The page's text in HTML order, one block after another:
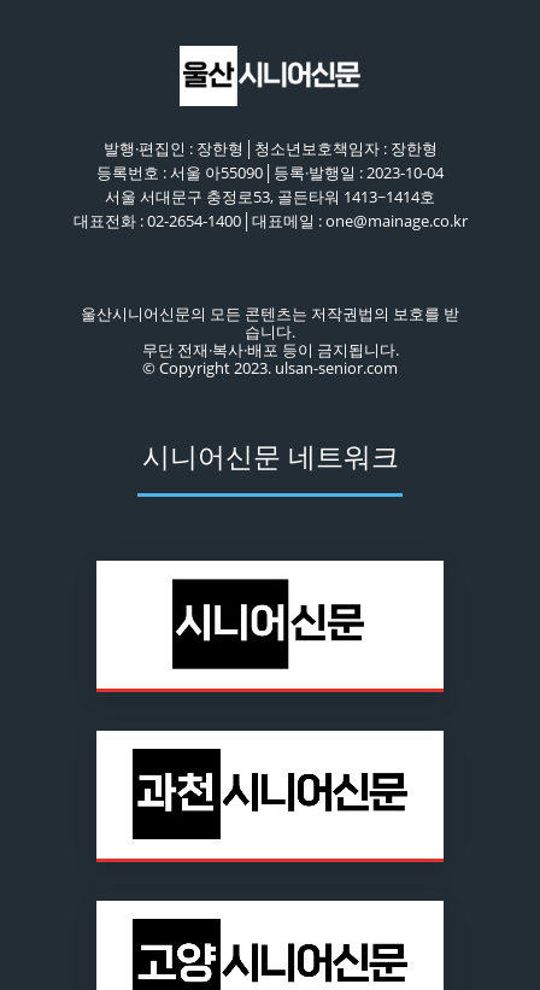
발행·편집인 : 장한형│청소년보호책임자 : 장한형
등록번호 : 서울 아55090│등록·발행일 : 2023-10-04
서울 서대문구 충정로53, 골든타워 1413~1414호
대표전화 : 02-2654-1400│대표메일 : one@mainage.co.kr
울산시니어신문의 모든 콘텐츠는 저작권법의 보호를 받
습니다.
무단 전재·복사·배포 등이 금지됩니다.
© Copyright 2023. ulsan-senior.com
시니어신문 네트워크